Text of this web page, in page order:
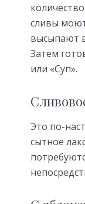
сливы
высыпают
Затем
или «Суп».
Это по-
сытное